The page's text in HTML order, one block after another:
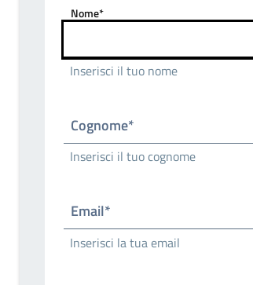
Nome*
Inserisci il tuo nome
Cognome*
Inserisci il tuo cognome
Email*
Inserisci la tua email